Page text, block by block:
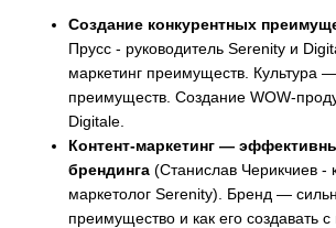
Создание конкурентных
Прусс - руководитель Serenity и
маркетинг преимуществ. Культура
преимуществ. Создание WOW-
Digitale.
Контент-маркетинг —
брендинга (Станислав Черикчиев -
маркетолог Serenity). Бренд —
преимущество и как его создавать